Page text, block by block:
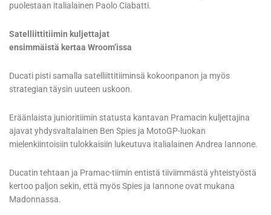
puolestaan italialainen Paolo Ciabatti.
Satelliittitiimin kuljettajat
ensimmäistä kertaa Wroom’issa
Ducati pisti samalla satelliittitiiminsä kokoonpanon ja myös
strategian täysin uuteen uskoon.
Eräänlaista junioritiimin statusta kantavan Pramacin kuljettajina
ajavat yhdysvaltalainen Ben Spies ja MotoGP-luokan
mielenkiintoisiin tulokkaisiin lukeutuva italialainen Andrea Iannone.
Ducatin tehtaan ja Pramac-tiimin entistä tiiviimmästä yhteistyöstä
kertoo paljon sekin, että myös Spies ja Iannone ovat mukana
Madonnassa.